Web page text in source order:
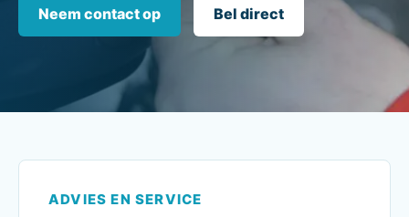
Neem contact op Bel direct
ADVIES EN SERVICE